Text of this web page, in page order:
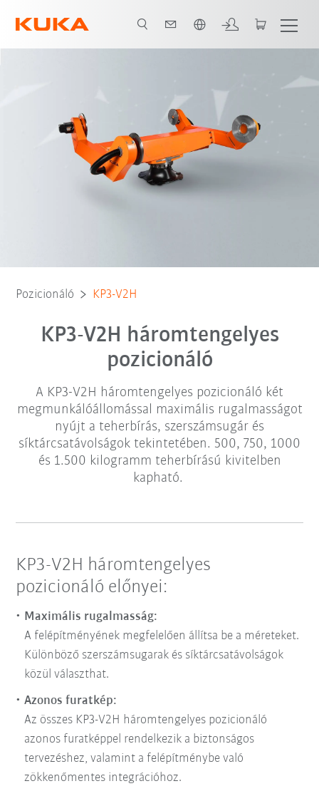
Advantages Video Technical data / variants Product brochure
Pozicionáló KP3-V2H
KP3-V2H háromtengelyes
pozicionáló
A KP3-V2H háromtengelyes pozicionáló két
megmunkálóállomással maximális rugalmasságot
nyújt a teherbírás, szerszámsugár és
síktárcsatávolságok tekintetében. 500, 750, 1000
és 1.500 kilogramm teherbírású kivitelben
kapható.
KP3-V2H háromtengelyes
pozicionáló előnyei:
Maximális rugalmasság:
A felépítményének megfelelően állítsa be a méreteket.
Különböző szerszámsugarak és síktárcsatávolságok
közül választhat.
Azonos furatkép:
Az összes KP3-V2H háromtengelyes pozicionáló
azonos furatképpel rendelkezik a biztonságos
tervezéshez, valamint a felépítménybe való
zökkenőmentes integrációhoz.